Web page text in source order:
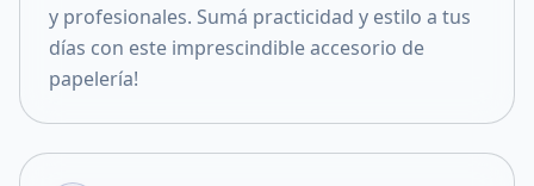
y profesionales. Sumá practicidad y estilo a tus
días con este imprescindible accesorio de
papelería!